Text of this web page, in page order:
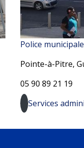
Police
Pointe-à-Pitre,
05 90 89 21 19
Services